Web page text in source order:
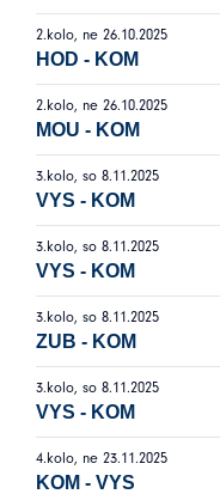
2.kolo, ne 26.10.2025
HOD - KOM
2.kolo, ne 26.10.2025
MOU - KOM
3.kolo, so 8.11.2025
VYS - KOM
3.kolo, so 8.11.2025
VYS - KOM
3.kolo, so 8.11.2025
ZUB - KOM
3.kolo, so 8.11.2025
VYS - KOM
4.kolo, ne 23.11.2025
KOM - VYS